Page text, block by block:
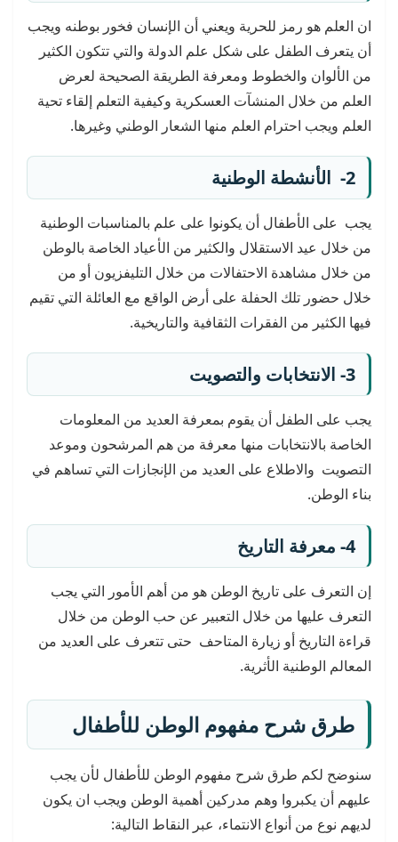
ان العلم هو رمز للحرية ويعني أن الإنسان فخور بوطنه ويجب
أن يتعرف الطفل على شكل علم الدولة والتي تتكون الكثير
من الألوان والخطوط ومعرفة الطريقة الصحيحة لعرض
العلم من خلال المنشآت العسكرية وكيفية التعلم إلقاء تحية
العلم ويجب احترام العلم منها الشعار الوطني وغيرها.
2- الأنشطة الوطنية
يجب على الأطفال أن يكونوا على علم بالمناسبات الوطنية
من خلال عيد الاستقلال والكثير من الأعياد الخاصة بالوطن
من خلال مشاهدة الاحتفالات من خلال التليفزيون أو من
خلال حضور تلك الحفلة على أرض الواقع مع العائلة التي تقيم
فيها الكثير من الفقرات الثقافية والتاريخية.
3- الانتخابات والتصويت
يجب على الطفل أن يقوم بمعرفة العديد من المعلومات
الخاصة بالانتخابات منها معرفة من هم المرشحون وموعد
التصويت والاطلاع على العديد من الإنجازات التي تساهم في
بناء الوطن.
4- معرفة التاريخ
إن التعرف على تاريخ الوطن هو من أهم الأمور التي يجب
التعرف عليها من خلال التعبير عن حب الوطن من خلال
قراءة التاريخ أو زيارة المتاحف حتى تتعرف على العديد من
المعالم الوطنية الأثرية.
طرق شرح مفهوم الوطن للأطفال
سنوضح لكم طرق شرح مفهوم الوطن للأطفال لأن يجب
عليهم أن يكبروا وهم مدركين أهمية الوطن ويجب ان يكون
لديهم نوع من أنواع الانتماء، عبر النقاط التالية: